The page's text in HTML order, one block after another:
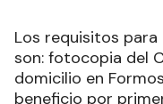
Los requisitos para
son: fotocopia del
domicilio en
beneficio por